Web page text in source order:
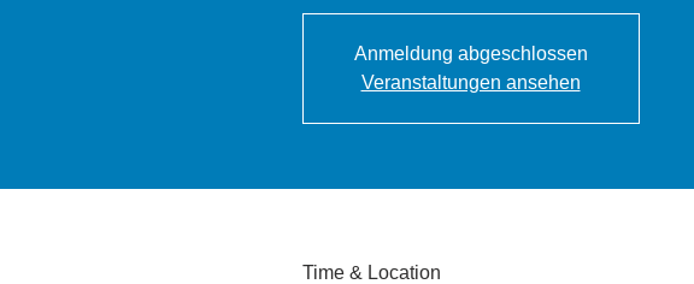
Anmeldung abgeschlossen
Veranstaltungen ansehen
Time & Location